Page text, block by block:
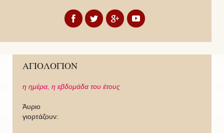
ΑΓΙΟΛΟΓΙΟΝ
η ημέρα, η εβδομάδα του έτους
Άυριο
γιορτάζουν: